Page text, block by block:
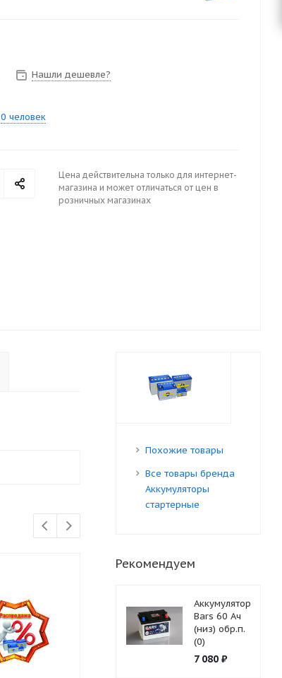
Нашли дешевле?
0 человек
Цена действительна только для интернет-
магазина и может отличаться от цен в
розничных магазинах
Похожие товары
Все товары бренда
Аккумуляторы
стартерные
Рекомендуем
Аккумулятор
Bars 60 Ач
(низ) обр.п.
(0)
7 080₽